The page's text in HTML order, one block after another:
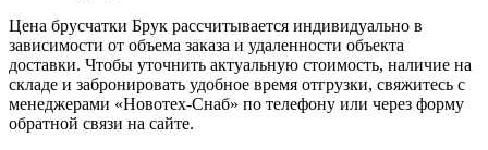
Цена брусчатки Брук рассчитывается индивидуально в
зависимости от объема заказа и удаленности объекта
доставки. Чтобы уточнить актуальную стоимость, наличие на
складе и забронировать удобное время отгрузки, свяжитесь с
менеджерами «Новотех-Снаб» по телефону или через форму
обратной связи на сайте.